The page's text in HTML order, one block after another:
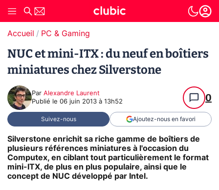
Accueil PC & Gaming
NUC et mini-ITX : du neuf en boîtiers
miniatures chez Silverstone
Par Alexandre Laurent
Publié le 06 juin 2013 à 13h52 0
Suivez-nous Ajoutez-nous en favori
Silverstone enrichit sa riche gamme de boîtiers de
plusieurs références miniatures à l'occasion du
Computex, en ciblant tout particulièrement le format
mini-ITX, de plus en plus populaire, ainsi que le
concept de NUC développé par Intel.